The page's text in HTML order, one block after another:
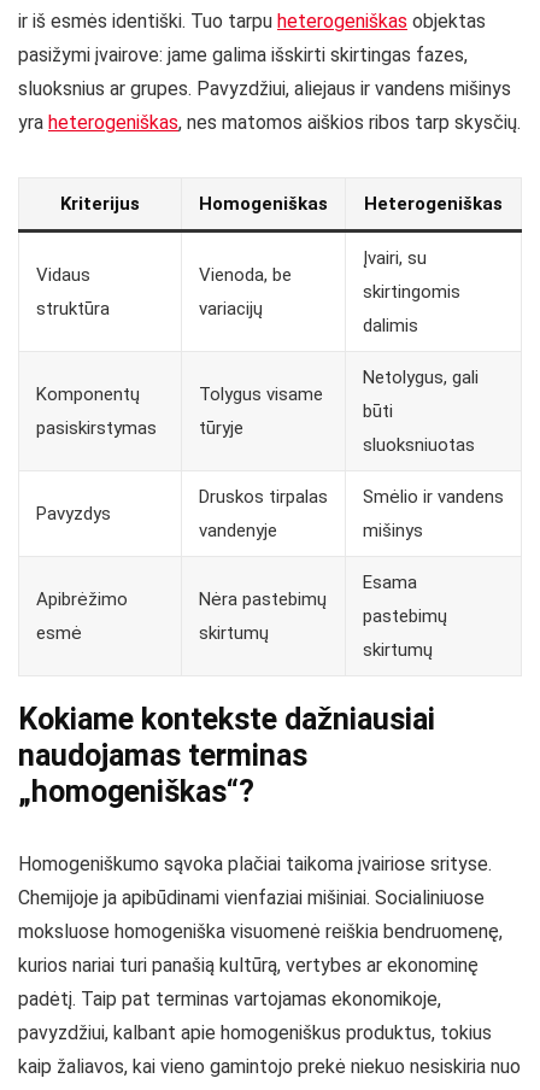
ir iš esmės identiški. Tuo tarpu heterogeniškas objektas
pasižymi įvairove: jame galima išskirti skirtingas fazes,
sluoksnius ar grupes. Pavyzdžiui, aliejaus ir vandens mišinys
yra heterogeniškas, nes matomos aiškios ribos tarp skysčių.
Kriterijus Homogeniškas Heterogeniškas
Vidaus
struktūra
Vienoda, be
variacijų
Įvairi, su
skirtingomis
dalimis
Komponentų
pasiskirstymas
Tolygus visame
tūryje
Netolygus, gali
būti
sluoksniuotas
Pavyzdys
Druskos tirpalas
vandenyje
Smėlio ir vandens
mišinys
Apibrėžimo
esmė
Nėra pastebimų
skirtumų
Esama
pastebimų
skirtumų
Kokiame kontekste dažniausiai
naudojamas terminas
„homogeniškas“?
Homogeniškumo sąvoka plačiai taikoma įvairiose srityse.
Chemijoje ja apibūdinami vienfaziai mišiniai. Socialiniuose
moksluose homogeniška visuomenė reiškia bendruomenę,
kurios nariai turi panašią kultūrą, vertybes ar ekonominę
padėtį. Taip pat terminas vartojamas ekonomikoje,
pavyzdžiui, kalbant apie homogeniškus produktus, tokius
kaip žaliavos, kai vieno gamintojo prekė niekuo nesiskiria nuo